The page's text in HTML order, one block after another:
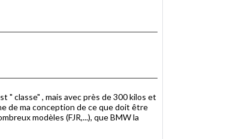
" classe" , mais avec près de 300 kilos et
de ma conception de ce que doit être
modèles (FJR,...), que BMW la